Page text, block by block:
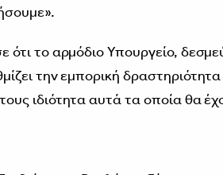
ότι το αρμόδιο Υπουργείο,
την εμπορική
ιδιότητα αυτά τα οποία θα